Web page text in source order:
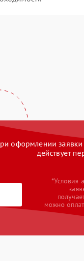
оформлении заявки
действует
*Условия
можно